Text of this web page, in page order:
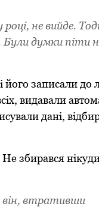
не вийде.
Були думки піти
записали до
видавали
дані,
збирався
він, втративши